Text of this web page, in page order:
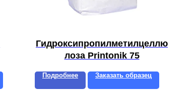
Гидроксипропилметилцеллю
лоза Printonik 75
Подробнее Заказать образец